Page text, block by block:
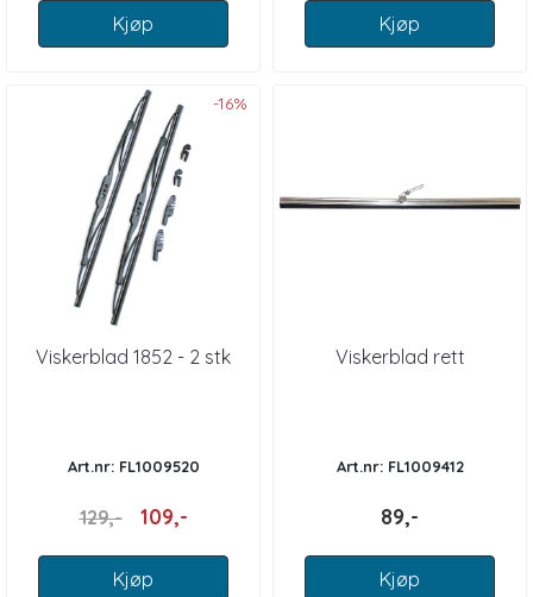
Kjøp Kjøp
-16%
Viskerblad 1852 - 2 stk
Art.nr: FL1009520
129,- 109,-
Kjøp
Viskerblad rett
Art.nr: FL1009412
89,-
Kjøp